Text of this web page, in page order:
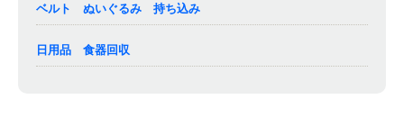
ベルト ぬいぐるみ 持ち込み
日用品 食器回収